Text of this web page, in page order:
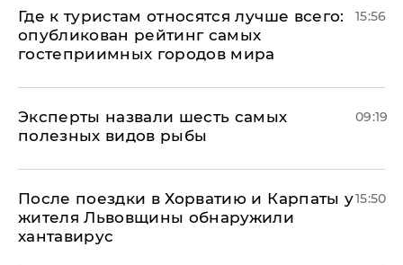
Где к туристам относятся лучше всего:
опубликован рейтинг самых
гостеприимных городов мира
15:56
Эксперты назвали шесть самых
полезных видов рыбы
09:19
После поездки в Хорватию и Карпаты у
жителя Львовщины обнаружили
хантавирус
15:50